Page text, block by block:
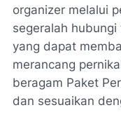
organizer melalui
segeralah
yang dapat
merancang
beragam Paket
dan sesuaikan